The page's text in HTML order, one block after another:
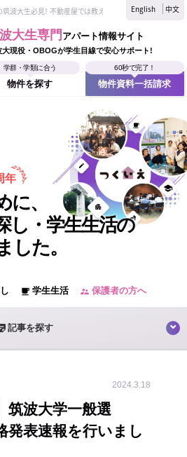
波大生必見！ 不動産屋では教えてくれない、筑波大生なら
English 中文
大生専門 アパート情報サイト
大現役・OBOGが学生目線で安心サポート!
学群・学類に合う
物件を探す
60秒で完了！
物件資料一括請求
年
、
し・学生生活の
した。
local_cafe 学生生活 supervisor_account 保護者の方へ
記事を探す
2024.3.18
筑波大学一般選
発表速報を行いまし